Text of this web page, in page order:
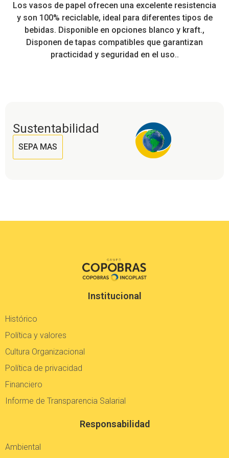
Los vasos de papel ofrecen una excelente resistencia
y son 100% reciclable, ideal para diferentes tipos de
bebidas. Disponible en opciones blanco y kraft.,
Disponen de tapas compatibles que garantizan
practicidad y seguridad en el uso..
Sustentabilidad
SEPA MAS
Institucional
Histórico
Política y valores
Cultura Organizacional
Política de privacidad
Financiero
Informe de Transparencia Salarial
Responsabilidad
Ambiental